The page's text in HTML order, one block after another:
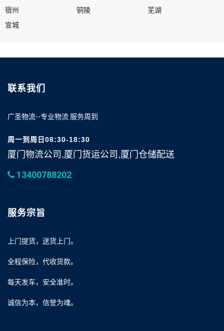
宿州
铜陵
芜湖
宣城
联系我们
广圣物流--专业物流 服务周到
周一到周日08:30-18:30
厦门物流公司,厦门货运公司,厦门仓储配送
13400788202
服务宗旨
上门提货，送货上门。
全程保险，代收货款。
每天发车，安全准时。
诚信为本，信誉为魂。